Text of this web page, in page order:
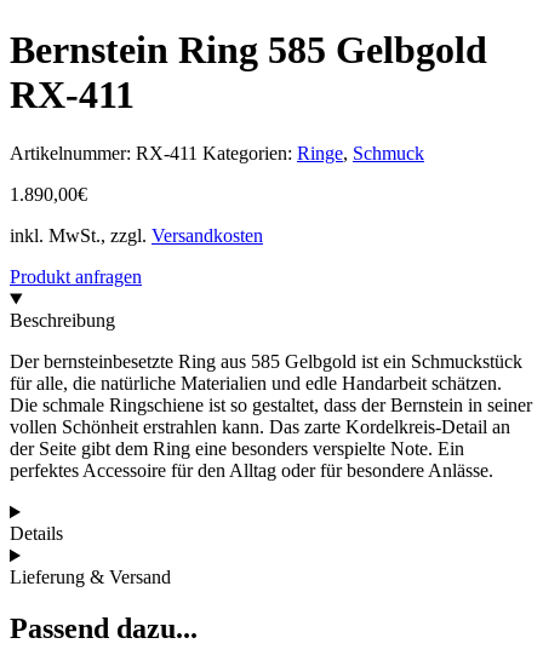
Bernstein Ring 585 Gelbgold
RX-411
Artikelnummer: RX-411 Kategorien: Ringe, Schmuck
1.890,00€
inkl. MwSt., zzgl. Versandkosten
Produkt anfragen
Beschreibung
Der bernsteinbesetzte Ring aus 585 Gelbgold ist ein Schmuckstück
für alle, die natürliche Materialien und edle Handarbeit schätzen.
Die schmale Ringschiene ist so gestaltet, dass der Bernstein in seiner
vollen Schönheit erstrahlen kann. Das zarte Kordelkreis-Detail an
der Seite gibt dem Ring eine besonders verspielte Note. Ein
perfektes Accessoire für den Alltag oder für besondere Anlässe.
Details
Lieferung & Versand
Passend dazu...